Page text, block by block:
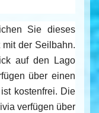
Sie dieses
der Seilbahn.
auf den Lago
über einen
kostenfrei. Die
verfügen über